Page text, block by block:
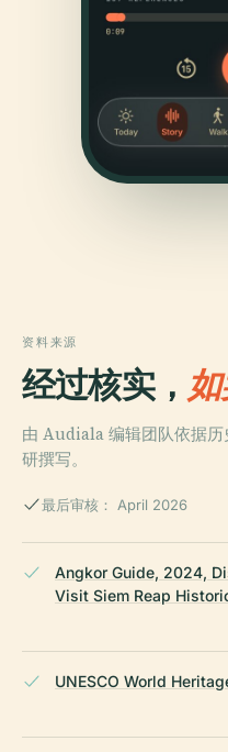
资料来源
经过核实， 如
由 Audiala 编辑团队依据
研撰写。
最后审核： April 2026
Angkor Guide, 2024,
Visit Siem Reap
UNESCO World